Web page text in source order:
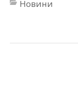
Новини